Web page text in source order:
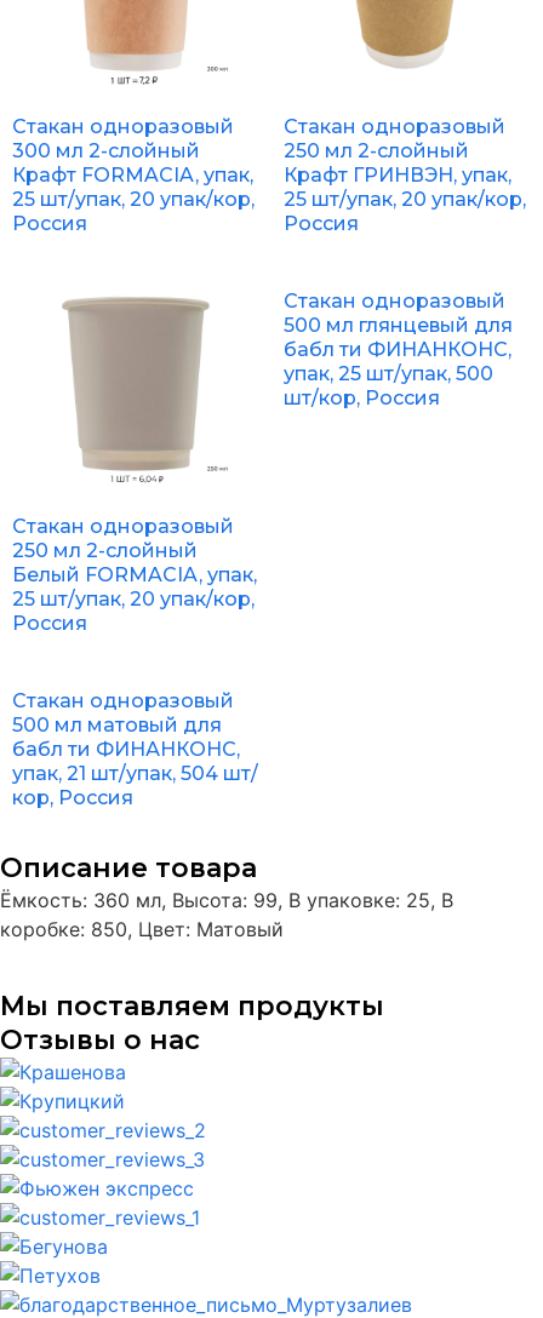
Стакан одноразовый
300 мл 2-слойный
Крафт FORMACIA, упак,
25 шт/упак, 20 упак/кор,
Россия
Стакан одноразовый
250 мл 2-слойный
Крафт ГРИНВЭН, упак,
25 шт/упак, 20 упак/кор,
Россия
Стакан одноразовый
250 мл 2-слойный
Белый FORMACIA, упак,
25 шт/упак, 20 упак/кор,
Россия
Стакан одноразовый
500 мл глянцевый для
бабл ти ФИНАНКОНС,
упак, 25 шт/упак, 500
шт/кор, Россия
Стакан одноразовый
500 мл матовый для
бабл ти ФИНАНКОНС,
упак, 21 шт/упак, 504 шт/
кор, Россия
Описание товара
Ёмкость: 360 мл, Высота: 99, В упаковке: 25, В
коробке: 850, Цвет: Матовый
Мы поставляем продукты
Отзывы о нас